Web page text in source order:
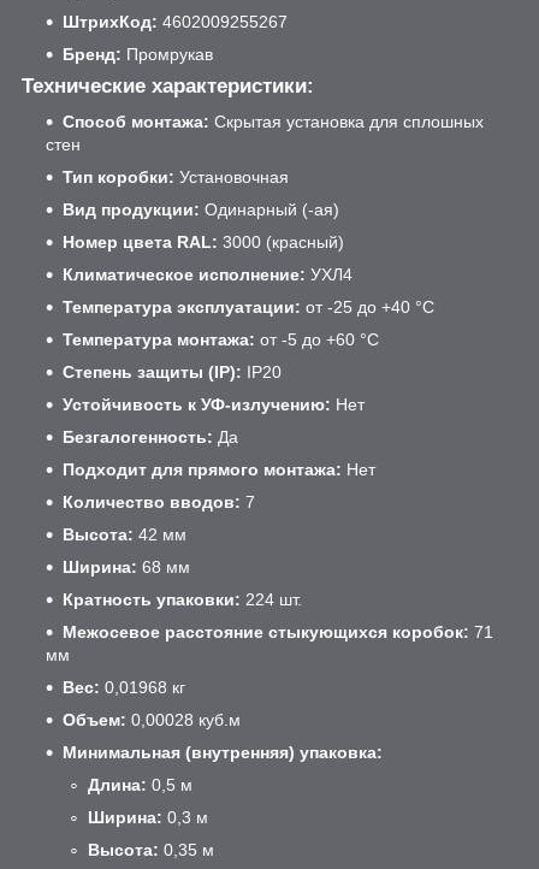
ШтрихКод: 4602009255267
Бренд: Промрукав
Технические характеристики:
Способ монтажа: Скрытая установка для сплошных
стен
Тип коробки: Установочная
Вид продукции: Одинарный (-ая)
Номер цвета RAL: 3000 (красный)
Климатическое исполнение: УХЛ4
Температура эксплуатации: от -25 до +40 °C
Температура монтажа: от -5 до +60 °C
Степень защиты (IP): IP20
Устойчивость к УФ-излучению: Нет
Безгалогенность: Да
Подходит для прямого монтажа: Нет
Количество вводов: 7
Высота: 42 мм
Ширина: 68 мм
Кратность упаковки: 224 шт.
Межосевое расстояние стыкующихся коробок: 71
мм
Вес: 0,01968 кг
Объем: 0,00028 куб.м
Минимальная (внутренняя) упаковка:
Длина: 0,5 м
Ширина: 0,3 м
Высота: 0,35 м